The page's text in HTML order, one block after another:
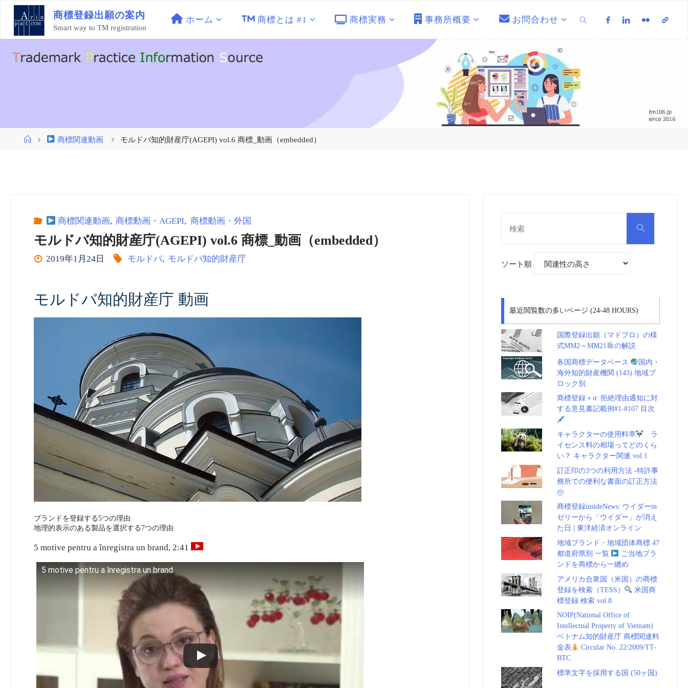
ン
商標登録出願の案内
Smart way to TM registration
ホーム 商標とは #1 商標実務 事務所概要 お問合わせ
ホ
商標関連動画 モルドバ知的財産庁(AGEPI) vol.6 商標_動画（embedded）
商標関連動画, 商標動画・AGEPI, 商標動画・外国
モルドバ知的財産庁(AGEPI) vol.6 商標_動画（embedded）
2019年1月24日 モルドバ, モルドバ知的財産庁
モルドバ知的財産庁 動画
ブランドを登録する5つの理由
地理的表示のある製品を選択する7つの理由
5 motive pentru a înregistra un brand, 2:41
5 motive pentru a înregistra un brand
検
ソート順
最近閲覧数の多いページ (24-48 HOURS)
国際登録出願（マドプロ）の様
式MM2～MM21
の解説
各国商標データベース
国内・
海外知的財産機関 (143) 地域ブ
ロック別
商標登録＋α: 拒絶理由通知に対
する意見書記載例#1-#107 目次
🖋
キャラクターの使用料率
ラ
イセンス料の相場ってどのくら
い？ キャラクター関連 vol.1
訂正印の3つの利用方法 -特許事
務所での便利な書面の訂正方法
㊞
商標登録insideNews: ウイダーin
ゼリーから「ウイダー」が消え
た日 | 東洋経済オンライン
地域ブランド・地域団体商標 47
都道府県別 一覧
ご当地ブラ
ンドを商標から一纏め
アメリカ合衆国（米国）の商標
登録を検索（TESS）
米国商
標登録 検索 vol.8
NOIP(National Office of
Intellectual Property of Vietnam)
ベトナム知的財産庁 商標関連料
金表
Circular No. 22/2009/TT-
BTC
標準文字を採用する国 (50ヶ国)